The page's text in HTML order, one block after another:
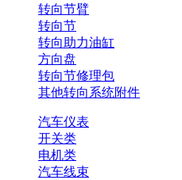
转向节臂
转向节
转向助力油缸
方向盘
转向节修理包
其他转向系统附件
汽车仪表
开关类
电机类
汽车线束